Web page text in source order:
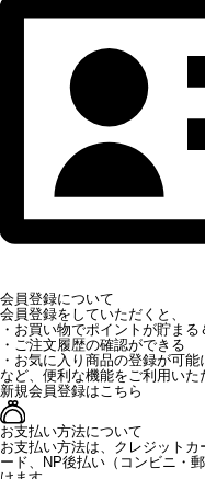
会員登録について
会員登録をしていただくと、
・お買い物でポイントが貯まる
・ご注文履歴の確認ができる
・お気に入り商品の登録が可能
など、便利な機能をご利用いた
新規会員登録はこちら
お支払い方法について
お支払い方法は、クレジット
ード、NP後払い（コンビニ・